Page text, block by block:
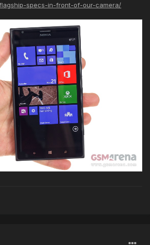
specs-in-front-of-our-camera/